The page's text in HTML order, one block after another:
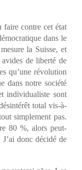
faire contre cet état
dans le
la Suisse, et
de liberté de
qu’une révolution
dans notre société
individualiste sont
total vis-à-
simplement pas.
80 %, alors peut-
donc décidé de